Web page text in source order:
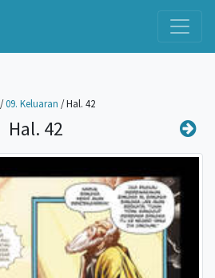
/09. Keluaran /Hal. 42
Hal. 42